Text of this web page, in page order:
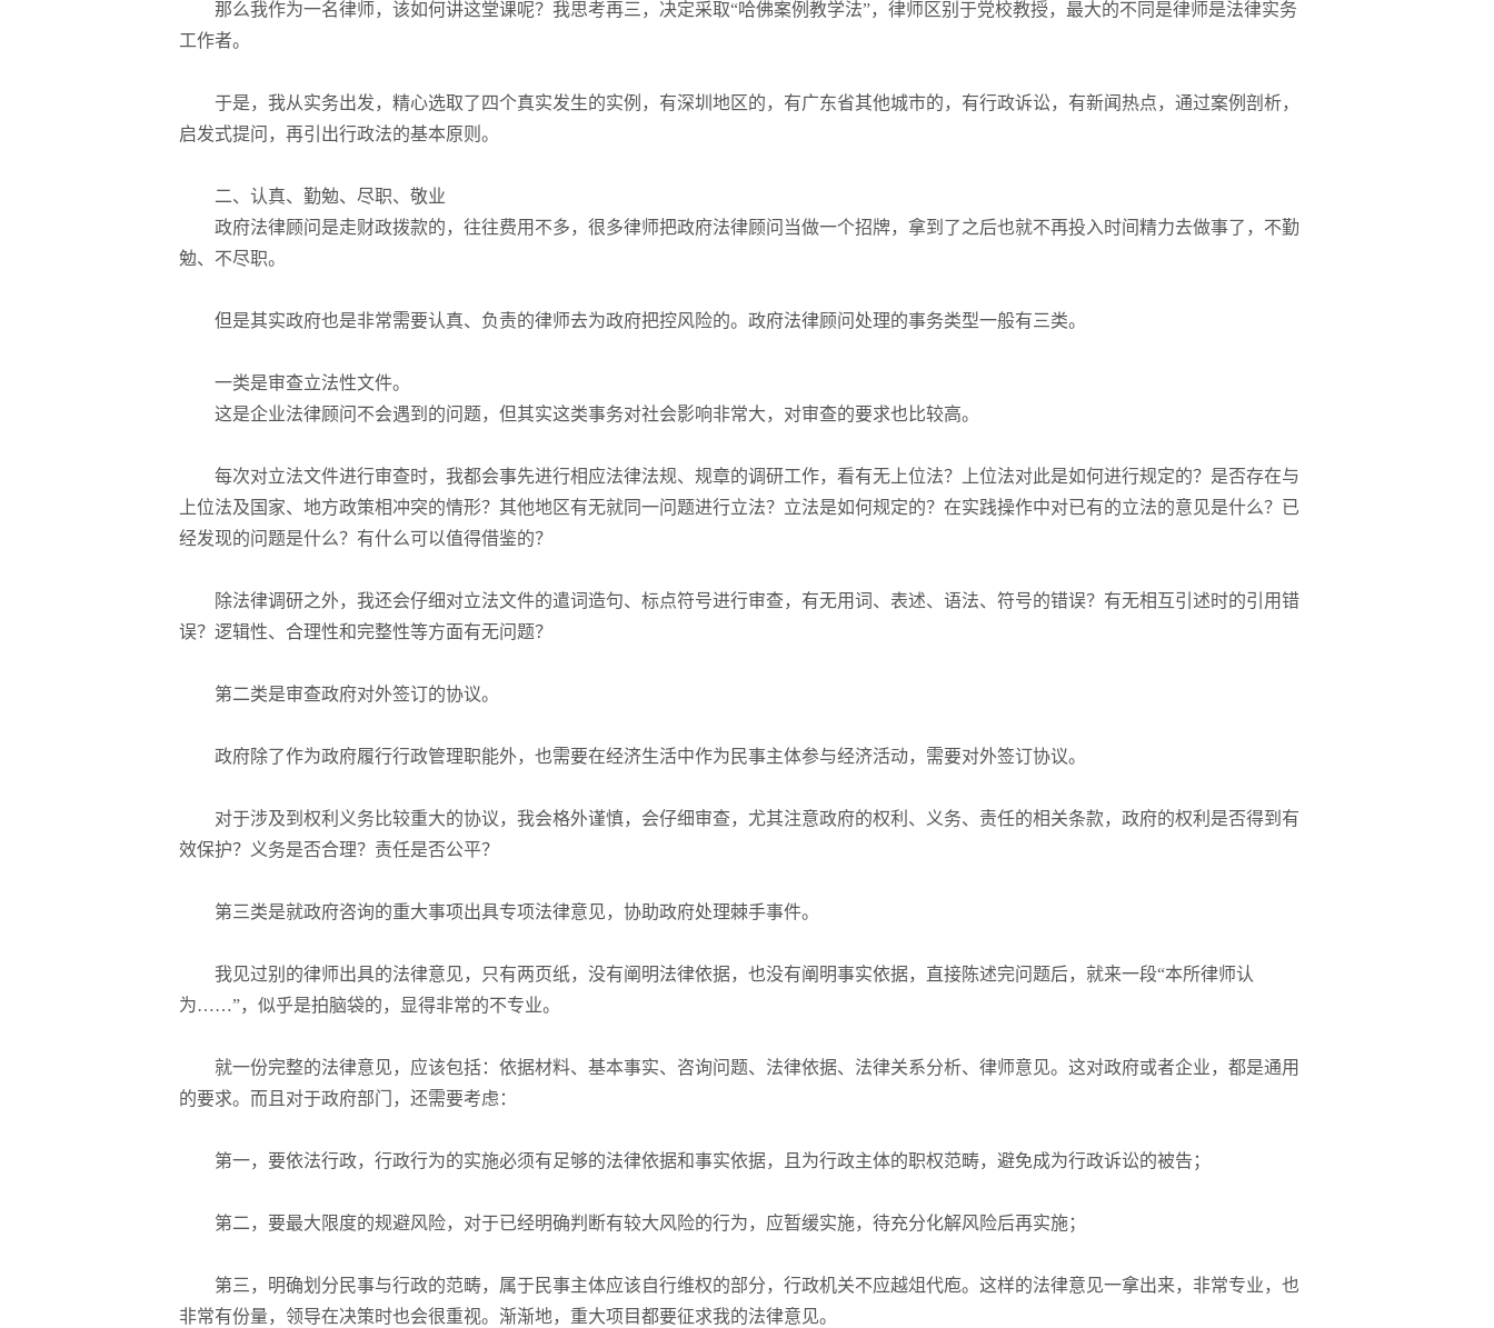
那么我作为一名律师，该如何讲这堂课呢？我思考再三，决定采取“哈佛案例教学法”，律师区别于党校教授，最大的不同是律师是法律实务
工作者。
于是，我从实务出发，精心选取了四个真实发生的实例，有深圳地区的，有广东省其他城市的，有行政诉讼，有新闻热点，通过案例剖析，
启发式提问，再引出行政法的基本原则。
二、认真、勤勉、尽职、敬业
政府法律顾问是走财政拨款的，往往费用不多，很多律师把政府法律顾问当做一个招牌，拿到了之后也就不再投入时间精力去做事了，不勤
勉、不尽职。
但是其实政府也是非常需要认真、负责的律师去为政府把控风险的。政府法律顾问处理的事务类型一般有三类。
一类是审查立法性文件。
这是企业法律顾问不会遇到的问题，但其实这类事务对社会影响非常大，对审查的要求也比较高。
每次对立法文件进行审查时，我都会事先进行相应法律法规、规章的调研工作，看有无上位法？上位法对此是如何进行规定的？是否存在与
上位法及国家、地方政策相冲突的情形？其他地区有无就同一问题进行立法？立法是如何规定的？在实践操作中对已有的立法的意见是什么？已
经发现的问题是什么？有什么可以值得借鉴的？
除法律调研之外，我还会仔细对立法文件的遣词造句、标点符号进行审查，有无用词、表述、语法、符号的错误？有无相互引述时的引用错
误？逻辑性、合理性和完整性等方面有无问题？
第二类是审查政府对外签订的协议。
政府除了作为政府履行行政管理职能外，也需要在经济生活中作为民事主体参与经济活动，需要对外签订协议。
对于涉及到权利义务比较重大的协议，我会格外谨慎，会仔细审查，尤其注意政府的权利、义务、责任的相关条款，政府的权利是否得到有
效保护？义务是否合理？责任是否公平？
第三类是就政府咨询的重大事项出具专项法律意见，协助政府处理棘手事件。
我见过别的律师出具的法律意见，只有两页纸，没有阐明法律依据，也没有阐明事实依据，直接陈述完问题后，就来一段“本所律师认
为……”，似乎是拍脑袋的，显得非常的不专业。
就一份完整的法律意见，应该包括：依据材料、基本事实、咨询问题、法律依据、法律关系分析、律师意见。这对政府或者企业，都是通用
的要求。而且对于政府部门，还需要考虑：
第一，要依法行政，行政行为的实施必须有足够的法律依据和事实依据，且为行政主体的职权范畴，避免成为行政诉讼的被告；
第二，要最大限度的规避风险，对于已经明确判断有较大风险的行为，应暂缓实施，待充分化解风险后再实施；
第三，明确划分民事与行政的范畴，属于民事主体应该自行维权的部分，行政机关不应越俎代庖。这样的法律意见一拿出来，非常专业，也
非常有份量，领导在决策时也会很重视。渐渐地，重大项目都要征求我的法律意见。